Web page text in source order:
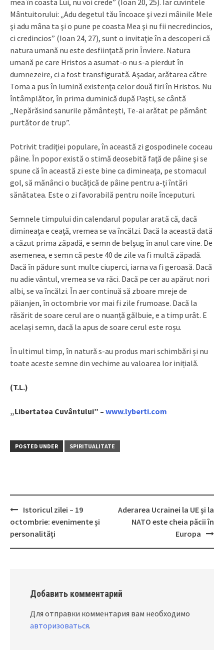
mea în coasta Lui, nu voi crede” (Ioan 20, 25). Iar cuvintele
Mântuitorului: „Adu degetul tău încoace şi vezi mâinile Mele
şi adu mâna ta şi o pune pe coasta Mea şi nu fii necredincios,
ci credincios” (Ioan 24, 27), sunt o invitaţie în a descoperi că
natura umană nu este desfiinţată prin Înviere. Natura
umană pe care Hristos a asumat-o nu s-a pierdut în
dumnezeire, ci a fost transfigurată. Aşadar, arătarea către
Toma a pus în lumină existenţa celor două firi în Hristos. Nu
întâmplător, în prima duminică după Paşti, se cântă
„Nepărăsind sanurile pământeşti, Te-ai arătat pe pământ
purtător de trup”.
Potrivit tradiţiei populare, în această zi gospodinele coceau
pâine. În popor există o stimă deosebită faţă de pâine şi se
spune că în această zi este bine ca dimineaţa, pe stomacul
gol, să mănânci o bucăţică de pâine pentru a-ţi întări
sănătatea. Este o zi favorabilă pentru noile începuturi.
Semnele timpului din calendarul popular arată că, dacă
dimineaţa e ceaţă, vremea se va încălzi. Dacă la această dată
a căzut prima zăpadă, e semn de belşug în anul care vine. De
asemenea, e semn că peste 40 de zile va fi multă zăpadă.
Dacă în pădure sunt multe ciuperci, iarna va fi geroasă. Dacă
nu adie vântul, vremea se va răci. Dacă pe cer au apărut nori
albi, se va încălzi. În aer continuă să zboare mreje de
păianjen, în octombrie vor mai fi zile frumoase. Dacă la
răsărit de soare cerul are o nuanță gălbuie, e a timp urât. E
același semn, dacă la apus de soare cerul este roșu.
În ultimul timp, în natură s-au produs mari schimbări și nu
toate aceste semne din vechime au valoarea lor inițială.
(T.L.)
„Libertatea Cuvântului” – www.lyberti.com
POSTED UNDER SPIRITUALITATE
Post
navigation
Istoricul zilei – 19
octombrie: evenimente și
personalități
Aderarea Ucrainei la UE și la
NATO este cheia păcii în
Europa
Добавить комментарий
Для отправки комментария вам необходимо
авторизоваться.